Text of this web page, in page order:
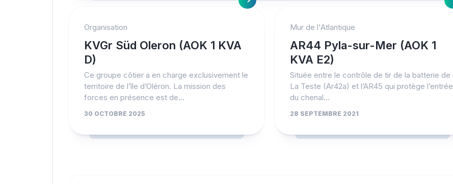
Organisation
KVGr Süd Oleron (AOK 1 KVA
D)
Ce groupe côtier a en charge exclusivement le
territoire de l’île d’Oléron. La mission des
forces en présence est de...
30 OCTOBRE 2025
Mur de l'Atlantique
AR44 Pyla-sur-Mer (AOK 1
KVA E2)
Située entre le contrôle de tir de la batterie de
La Teste (Ar42a) et l’AR45 qui protège l’entrée
du chenal...
28 SEPTEMBRE 2021